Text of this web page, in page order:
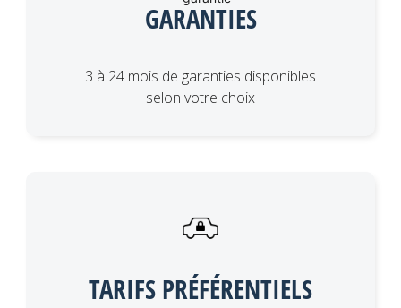
GARANTIES
3 à 24 mois de garanties disponibles
selon votre choix
TARIFS PRÉFÉRENTIELS